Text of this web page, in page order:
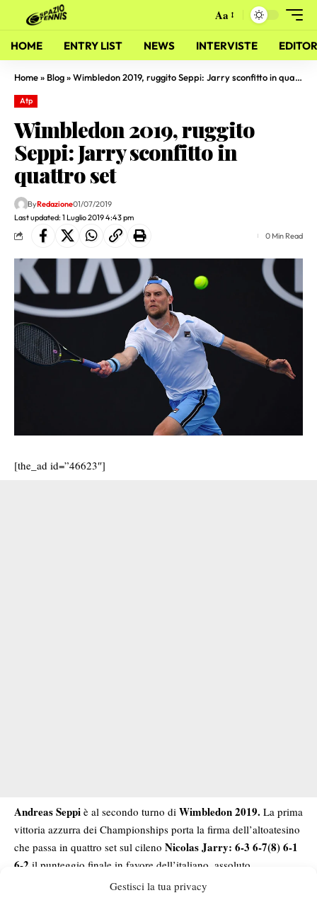
Gestisci la tua privacy
Aa
HOME ENTRY LIST NEWS INTERVISTE
Home» Blog»Wimbledon 2019, ruggito Seppi: Jarry sconfitto in quattro set
Atp
Wimbledon 2019, ruggito
Seppi: Jarry sconfitto in
quattro set
Last updated: 1 Luglio 2019 4:43 pm
ByRedazione01/07/2019
0 Min Read
[the_ad id=”46623″]
Andreas Seppi è al secondo turno di Wimbledon 2019. La prima
vittoria azzurra dei Championships porta la firma dell’altoatesino
che passa in quattro set sul cileno Nicolas Jarry: 6-3 6-7(8) 6-1
6-2 il punteggio finale in favore dell’italiano, assoluto
dominatore della terza e quarta frazione dopo aver ceduto sul fil